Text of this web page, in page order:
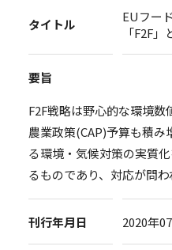
タイトル
EUフー
「F2F
要旨
F2F戦略は野心的な環境
農業政策(CAP)予算も積み
る環境・気候対策の実質
るものであり、対応が問わ
刊行年月日 2020年